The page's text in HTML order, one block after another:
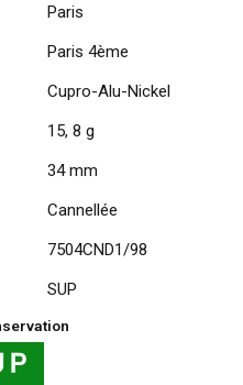
Paris
Paris 4ème
Cupro-Alu-Nickel
15, 8 g
34 mm
Cannellée
7504CND1/98
SUP